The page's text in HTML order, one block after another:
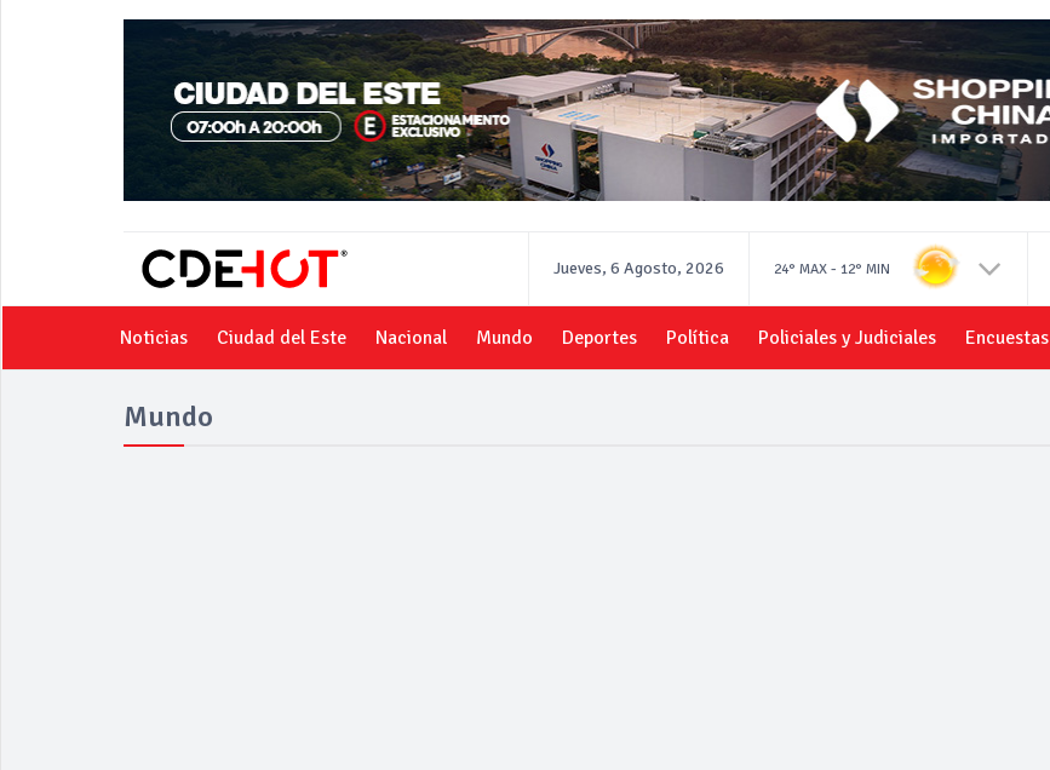
Jueves, 6 Agosto, 2026 24° MAX - 12° MIN
Noticias Ciudad del Este Nacional Mundo Deportes Política Policiales y Judiciales Encuestas
Mundo